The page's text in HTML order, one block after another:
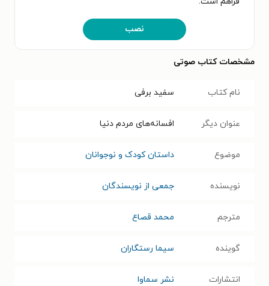
نصب
مشخصات کتاب صوتی
نام کتاب سفید برفی
عنوان دیگر افسانه‌های مردم دنیا
موضوع داستان کودک و نوجوانان
نویسنده جمعی از نویسندگان
مترجم محمد قصاع
گوینده سیما رستگاران
انتشارات نشر سماوا